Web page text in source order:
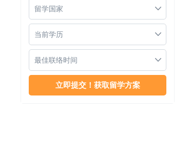
留学国家
当前学历
最佳联络时间